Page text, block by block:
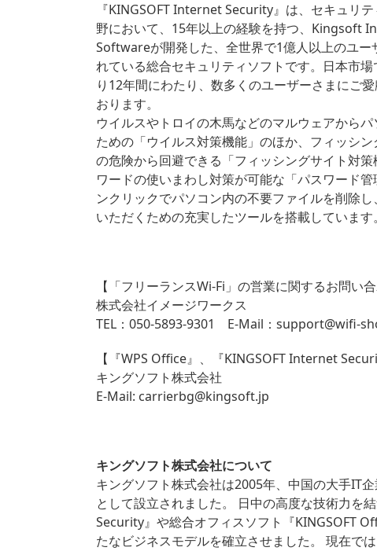
『KINGSOFT Internet Security』は、セキュリ
野において、15年以上の経験を持つ、Kingsoft
Softwareが開発した、全世界で1億人以上のユー
れている総合セキュリティソフトです。日本市場
り12年間にわたり、数多くのユーザーさまにご
おります。
ウイルスやトロイの木馬などのマルウェアからパ
ための「ウイルス対策機能」のほか、フィッシン
の危険から回避できる「フィッシングサイト対策
ワードの使いまわし対策が可能な「パスワード管
ンクリックでパソコン内の不要ファイルを削除
いただくための充実したツールを搭載しています。
【「フリーランスWi-Fi」の営業に関するお問い合
株式会社イメージワークス
TEL：050-5893-9301 E-Mail： support@wifi-
【『WPS Office』、『KINGSOFT Internet
キングソフト株式会社
E-Mail: carrierbg@kingsoft.jp
キングソフト株式会社について
キングソフト株式会社は2005年、中国の大手IT
として設立されました。 日中の高度な技術力を
Security』や総合オフィスソフト『KINGSOFT
たなビジネスモデルを確立させました。 現在で